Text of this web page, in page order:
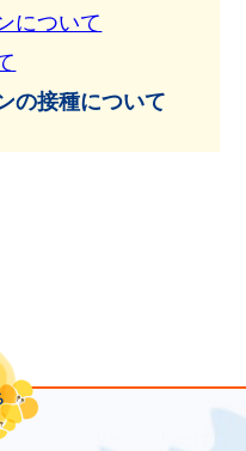
について
の接種について